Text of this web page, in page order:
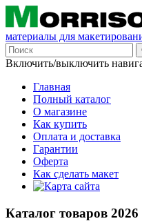
материалы для
Включить/выключить
Главная
Полный каталог
О магазине
Как купить
Оплата и доставка
Гарантии
Оферта
Как сделать макет
Каталог товаров 2026